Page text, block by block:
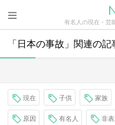
有名人の現在・芸
「日本の事故」関連の記
現在 子供 家族
原因 有名人 非